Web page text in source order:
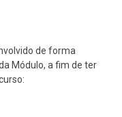
de forma
Módulo, a fim de ter